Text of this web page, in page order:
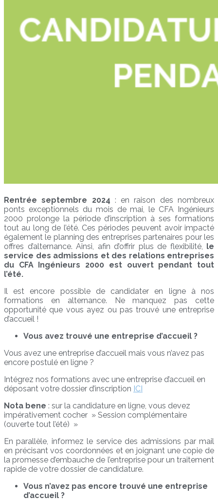
Rentrée septembre 2024 : en raison des nombreux
ponts exceptionnels du mois de mai, le CFA Ingénieurs
2000 prolonge la période d’inscription à ses formations
tout au long de l’été. Ces périodes peuvent avoir impacté
également le planning des entreprises partenaires pour les
offres d’alternance. Ainsi, afin d’offrir plus de flexibilité, le
service des admissions et des relations entreprises
du CFA Ingénieurs 2000 est ouvert pendant tout
l’été.
Il est encore possible de candidater en ligne à nos
formations en alternance. Ne manquez pas cette
opportunité que vous ayez ou pas trouvé une entreprise
d’accueil !
Vous avez trouvé une entreprise d’accueil ?
Vous avez une entreprise d’accueil mais vous n’avez pas
encore postulé en ligne ?
Intégrez nos formations avec une entreprise d’accueil en
déposant votre dossier d’inscription ICI
Nota bene : sur la candidature en ligne, vous devez
impérativement cocher » Session complémentaire
(ouverte tout l’été) »
En parallèle, informez le service des admissions par mail
en précisant vos coordonnées et en joignant une copie de
la promesse d’embauche de l’entreprise pour un traitement
rapide de votre dossier de candidature.
Vous n’avez pas encore trouvé une entreprise
d’accueil ?